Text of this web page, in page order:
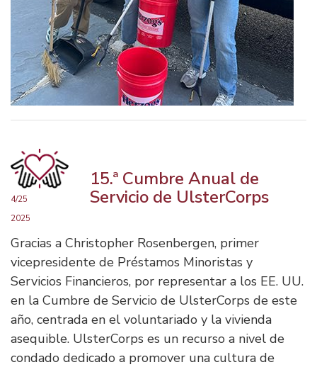
4/25
2025
15.ª Cumbre Anual de
Servicio de UlsterCorps
Gracias a Christopher Rosenbergen, primer
vicepresidente de Préstamos Minoristas y
Servicios Financieros, por representar a los EE. UU.
en la Cumbre de Servicio de UlsterCorps de este
año, centrada en el voluntariado y la vivienda
asequible. UlsterCorps es un recurso a nivel de
condado dedicado a promover una cultura de